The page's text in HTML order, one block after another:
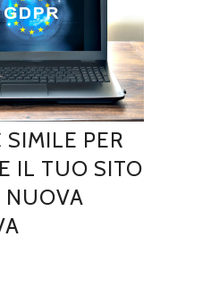
SIMILE PER
IL TUO SITO
NUOVA